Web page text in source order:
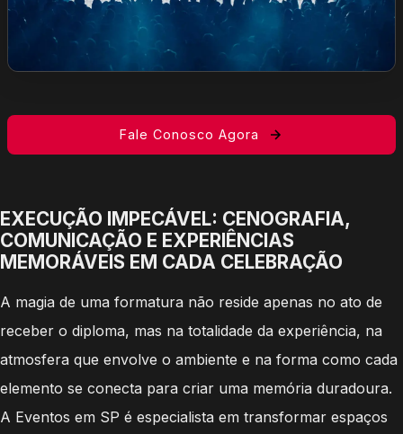
Fale Conosco Agora
EXECUÇÃO IMPECÁVEL: CENOGRAFIA,
COMUNICAÇÃO E EXPERIÊNCIAS
MEMORÁVEIS EM CADA CELEBRAÇÃO
A magia de uma formatura não reside apenas no ato de
receber o diploma, mas na totalidade da experiência, na
atmosfera que envolve o ambiente e na forma como cada
elemento se conecta para criar uma memória duradoura.
A Eventos em SP é especialista em transformar espaços